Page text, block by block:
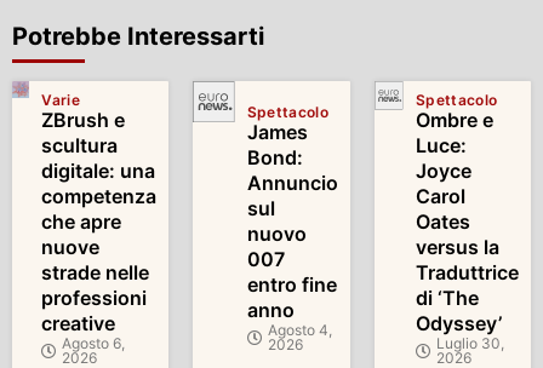
Potrebbe Interessarti
Varie
ZBrush e
scultura
digitale: una
competenza
che apre
nuove
strade nelle
professioni
creative
Agosto 6,
2026
Spettacolo
James
Bond:
Annuncio
sul
nuovo
007
entro fine
anno
Agosto 4,
2026
Spettacolo
Ombre e
Luce:
Joyce
Carol
Oates
versus la
Traduttrice
di ‘The
Odyssey’
Luglio 30,
2026